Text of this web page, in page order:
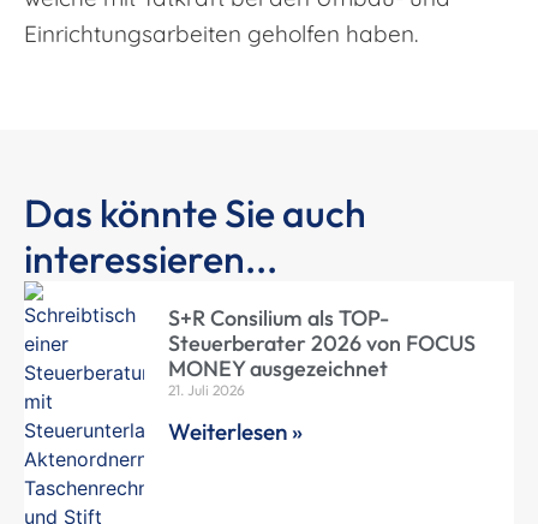
Einrichtungsarbeiten geholfen haben.
Das könnte Sie auch
interessieren...
S+R Consilium als TOP-
Steuerberater 2026 von FOCUS
MONEY ausgezeichnet
21. Juli 2026
Weiterlesen »